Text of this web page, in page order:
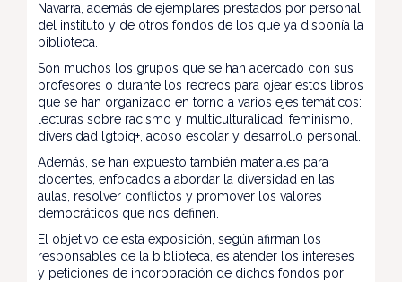
Navarra, además de ejemplares prestados por personal
del instituto y de otros fondos de los que ya disponía la
biblioteca.
Son muchos los grupos que se han acercado con sus
profesores o durante los recreos para ojear estos libros
que se han organizado en torno a varios ejes temáticos:
lecturas sobre racismo y multiculturalidad, feminismo,
diversidad lgtbiq+, acoso escolar y desarrollo personal.
Además, se han expuesto también materiales para
docentes, enfocados a abordar la diversidad en las
aulas, resolver conflictos y promover los valores
democráticos que nos definen.
El objetivo de esta exposición, según afirman los
responsables de la biblioteca, es atender los intereses
y peticiones de incorporación de dichos fondos por